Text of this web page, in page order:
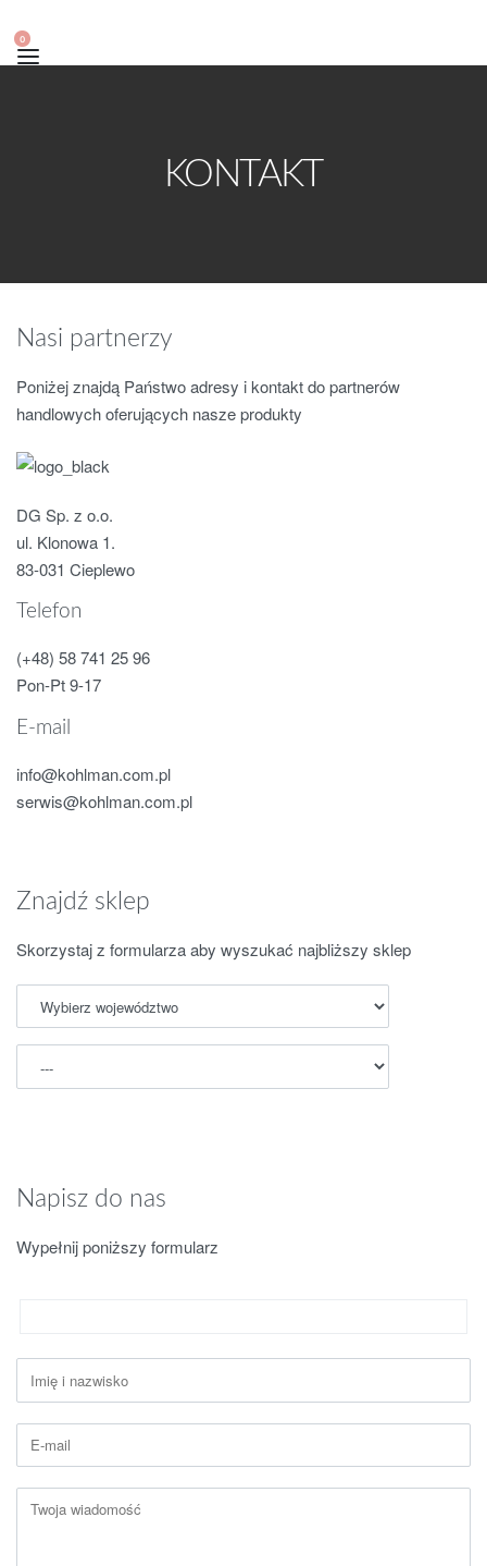
0
KONTAKT
Nasi partnerzy
Poniżej znajdą Państwo adresy i kontakt do partnerów
handlowych oferujących nasze produkty
DG Sp. z o.o.
ul. Klonowa 1.
83-031 Cieplewo
Telefon
(+48) 58 741 25 96
Pon-Pt 9-17
E-mail
info@kohlman.com.pl
serwis@kohlman.com.pl
Znajdź sklep
Skorzystaj z formularza aby wyszukać najbliższy sklep
Napisz do nas
Wypełnij poniższy formularz